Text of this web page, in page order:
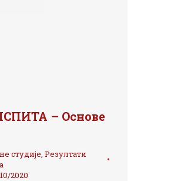
– Основе
студије, Резултати
2020